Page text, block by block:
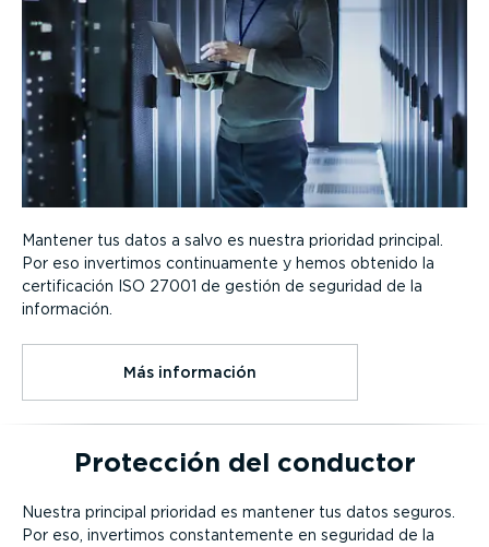
Mantener tus datos a salvo es nuestra prioridad principal.
Por eso invertimos conti­nua­mente y hemos obtenido la
certi­fi­cación ISO 27001 de gestión de seguridad de la
información.
Más información
Protección del conductor
Nuestra principal prioridad es mantener tus datos seguros.
Por eso, invertimos constan­te­mente en seguridad de la